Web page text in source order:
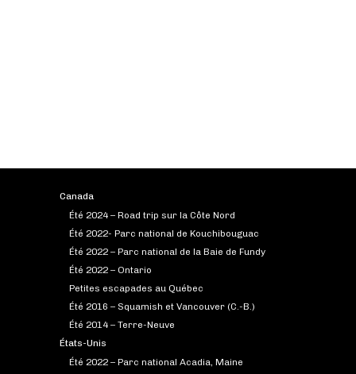
Canada
Été 2024 – Road trip sur la Côte Nord
Été 2022- Parc national de Kouchibouguac
Été 2022 – Parc national de la Baie de Fundy
Été 2022 – Ontario
Petites escapades au Québec
Été 2016 – Squamish et Vancouver (C.-B.)
Été 2014 – Terre-Neuve
États-Unis
Été 2022 – Parc national Acadia, Maine